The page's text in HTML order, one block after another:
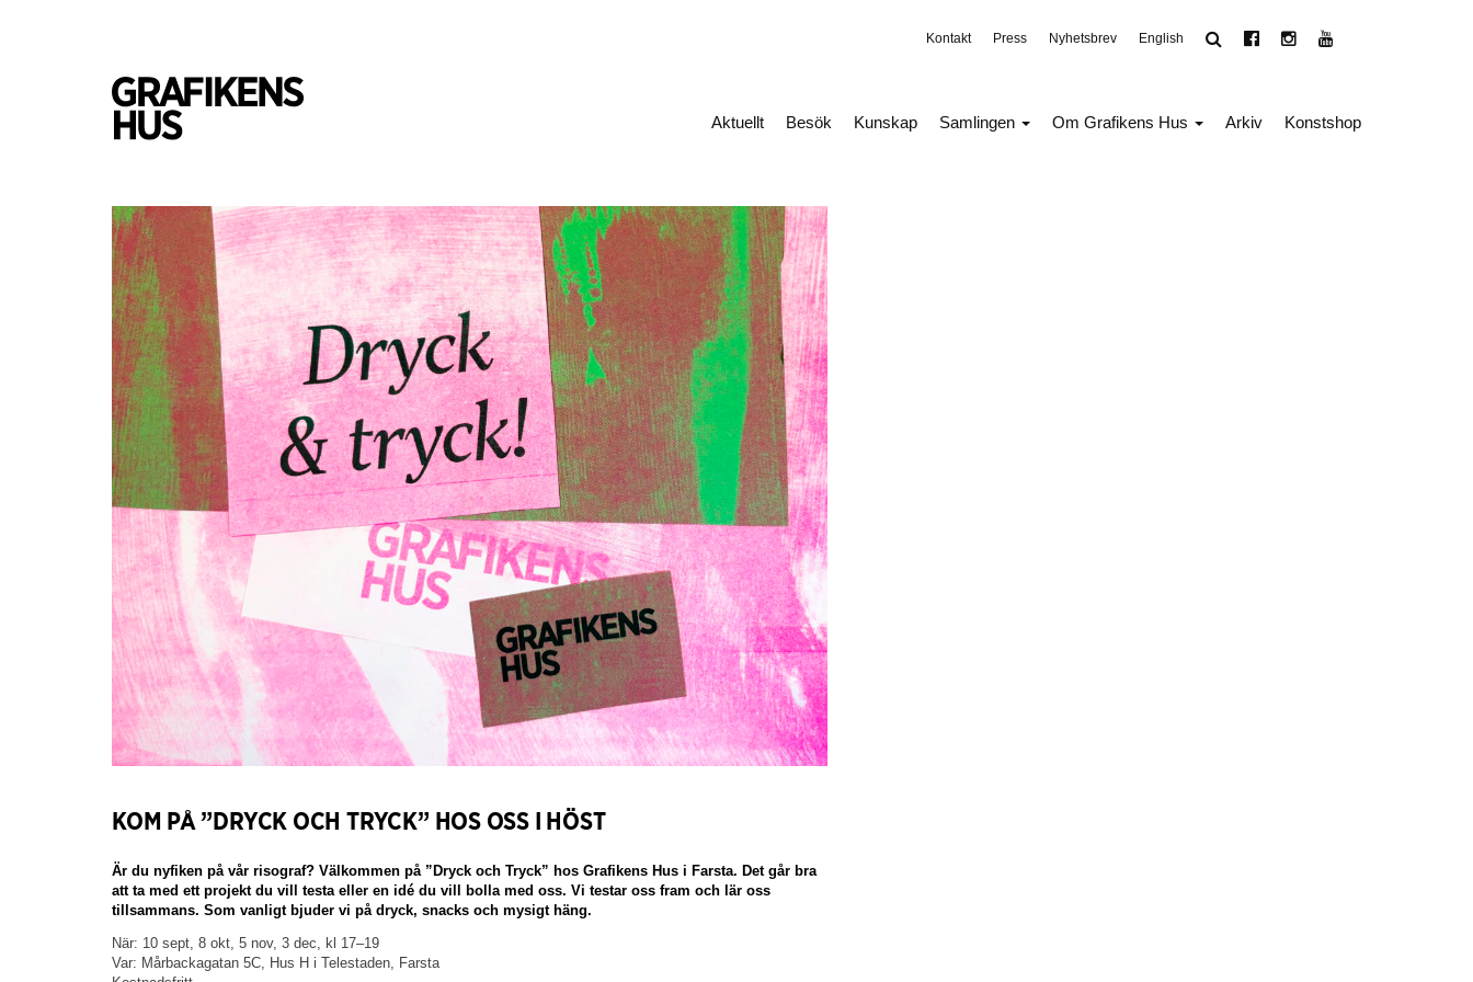
Nyhetsbrev English
Kontakt Press
Aktuellt Besök Kunskap Samlingen Om Grafikens Hus Arkiv Konstshop
KOM PÅ ”DRYCK OCH TRYCK” HOS OSS I HÖST
Är du nyfiken på vår risograf? Välkommen på ”Dryck och Tryck” hos Grafikens Hus i Farsta. Det går bra
att ta med ett projekt du vill testa eller en idé du vill bolla med oss. Vi testar oss fram och lär oss
tillsammans. Som vanligt bjuder vi på dryck, snacks och mysigt häng.
När: 10 sept, 8 okt, 5 nov, 3 dec, kl 17–19
Var: Mårbackagatan 5C, Hus H i Telestaden, Farsta